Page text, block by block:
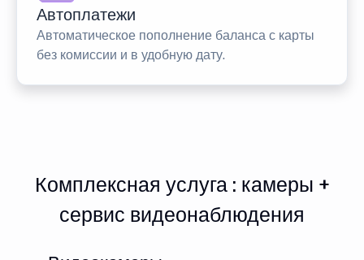
Автоплатежи
Автоматическое пополнение баланса с карты
без комиссии и в удобную дату.
Комплексная услуга : камеры +
сервис видеонаблюдения